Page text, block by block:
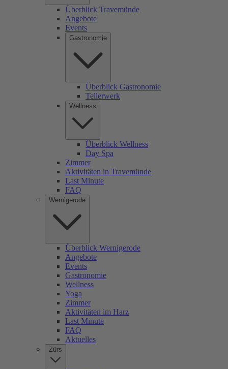
Überblick Travemünde
Angebote
Events
Gastronomie
Überblick Gastronomie
Tellerwerk
Wellness
Überblick Wellness
Day Spa
Zimmer
Aktivitäten in Travemünde
Last Minute
FAQ
Wernigerode
Überblick Wernigerode
Angebote
Events
Gastronomie
Wellness
Yoga
Zimmer
Aktivitäten im Harz
Last Minute
FAQ
Aktuelles
Zürs